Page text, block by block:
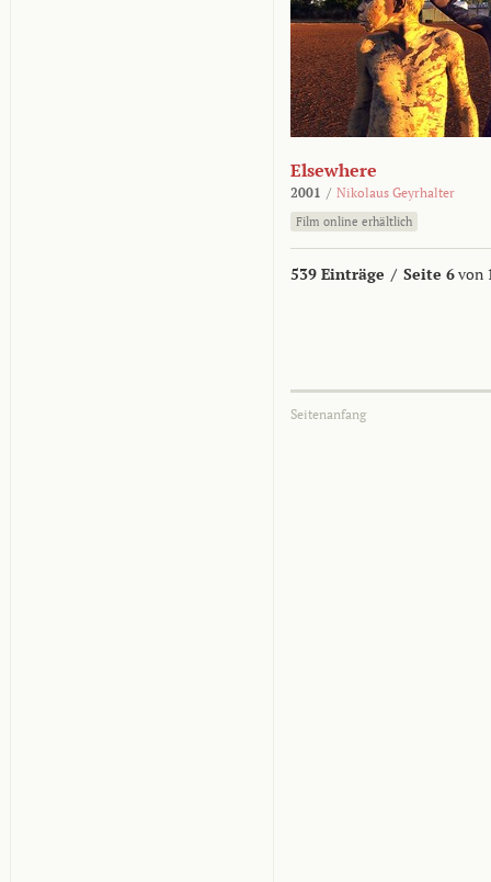
Elsewhere
2001 / Nikolaus Geyrhalter
Film online erhältlich
539 Einträge / Seite 6von
Seitenanfang